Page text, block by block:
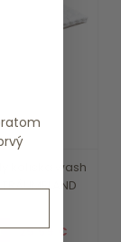
kolíska wash
25.59 €